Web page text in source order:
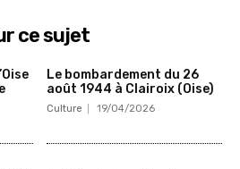
ce sujet
Le bombardement du 26
août 1944 à Clairoix (Oise)
Culture 19/04/2026